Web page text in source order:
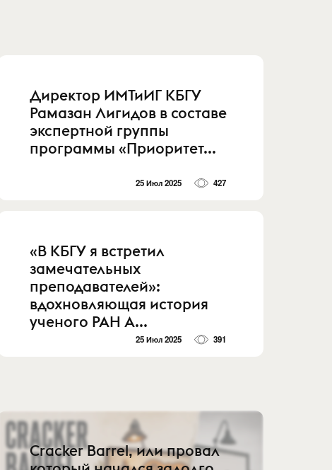
Директор ИМТиИГ КБГУ
Рамазан Лигидов в составе
экспертной группы
программы «Приоритет...
25 Июл 2025 427
«В КБГУ я встретил
замечательных
преподавателей»:
вдохновляющая история
ученого РАН А...
25 Июл 2025 391
Cracker Barrel, или провал